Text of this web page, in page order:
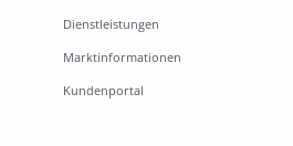
Dienstleistungen
Marktinformationen
Kundenportal